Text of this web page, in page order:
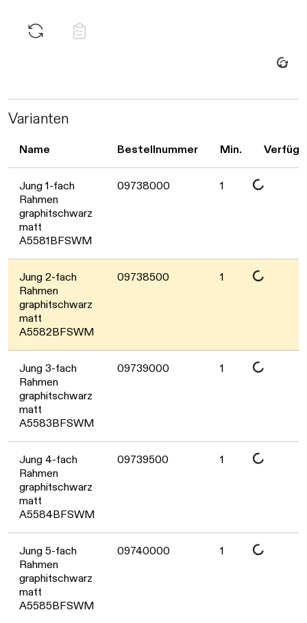
Daten werden geladen. Bitte warten...
Varianten
Name Bestellnummer Min.
Jung 1-fach
Rahmen
graphitschwarz
matt
A5581BFSWM
09738000 1
Daten werden geladen. Bitte warten...
Jung 2-fach
Rahmen
graphitschwarz
matt
A5582BFSWM
09738500 1
Daten werden geladen. Bitte warten...
Jung 3-fach
Rahmen
graphitschwarz
matt
A5583BFSWM
09739000 1
Daten werden geladen. Bitte warten...
Jung 4-fach
Rahmen
graphitschwarz
matt
A5584BFSWM
09739500 1
Daten werden geladen. Bitte warten...
Jung 5-fach
Rahmen
graphitschwarz
matt
A5585BFSWM
09740000 1